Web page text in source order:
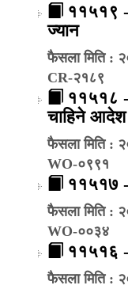
११५१९ -
ज्यान
फैसला मिति :
CR-२१८९
११५१८ -
चाहिने आदेश
फैसला मिति :
WO-०९९१
११५१७
फैसला मिति :
WO-००३४
११५१६ -
फैसला मिति :